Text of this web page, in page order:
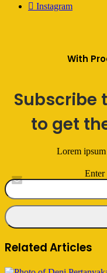
Instagram
With
Subscribe
to get
Lorem ipsum
Enter
Related Articles